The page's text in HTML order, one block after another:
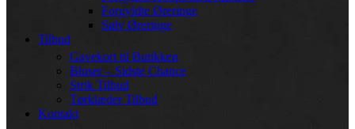
Forgyldte Øreringe
Sølv Øreringe
Tilbud
Gavekort til Butikken
Bluser – Sidste Chance
Strik Tilbud
Tørklæder Tilbud
Kontakt